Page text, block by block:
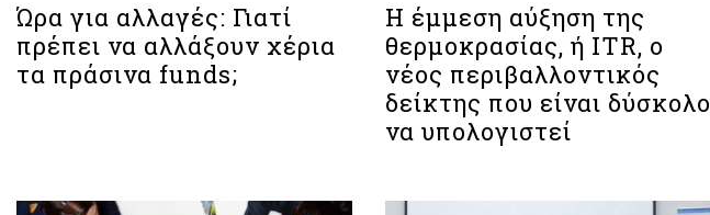
Ώρα για αλλαγές: Γιατί
πρέπει να αλλάξουν χέρια
τα πράσινα funds;
Η έμμεση αύξηση της
θερμοκρασίας, ή ITR, ο
νέος περιβαλλοντικός
δείκτης που είναι δύσκολο
να υπολογιστεί